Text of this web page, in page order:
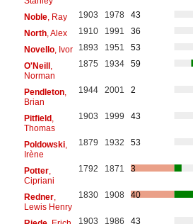
Noble, Ray 1903 1978
43
North, Alex 1910 1991
36
Novello, Ivor 1893 1951
53
O'Neill,
Norman
1875 1934 59
Pendleton,
Brian
1944 2001 2
Pitfield,
Thomas
1903 1999 43
Poldowski,
Irène
1879 1932 53
Potter,
Cipriani
1792 1871 3
Redner,
Lewis Henry
1830 1908 40
1903 1986
43